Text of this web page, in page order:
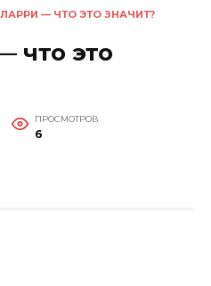
ЛАРРИ — ЧТО ЭТО ЗНАЧИТ?
что это
ПРОСМОТРОВ
6